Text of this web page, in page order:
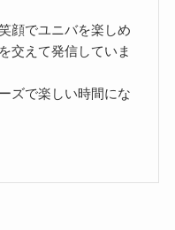
顔でユニバを楽しめ
交えて発信していま
ズで楽しい時間にな